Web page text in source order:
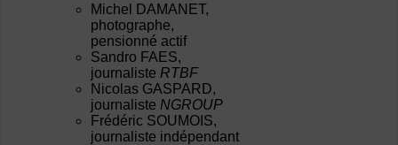
Michel DAMANET,
photographe,
pensionné actif
Sandro FAES,
journaliste RTBF
Nicolas GASPARD,
journaliste NGROUP
Frédéric SOUMOIS,
journaliste indépendant